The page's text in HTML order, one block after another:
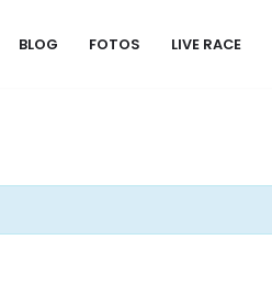
BLOG FOTOS LIVE RACE